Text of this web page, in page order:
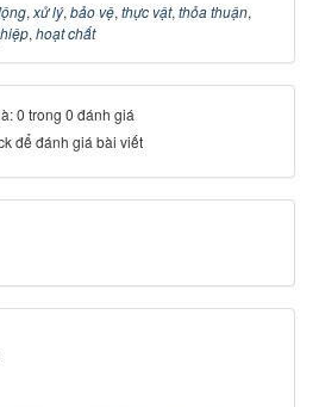
, xử lý, bảo vệ, thực vật, thỏa thuận,
, hoạt chất
0 trong 0 đánh giá
để đánh giá bài viết